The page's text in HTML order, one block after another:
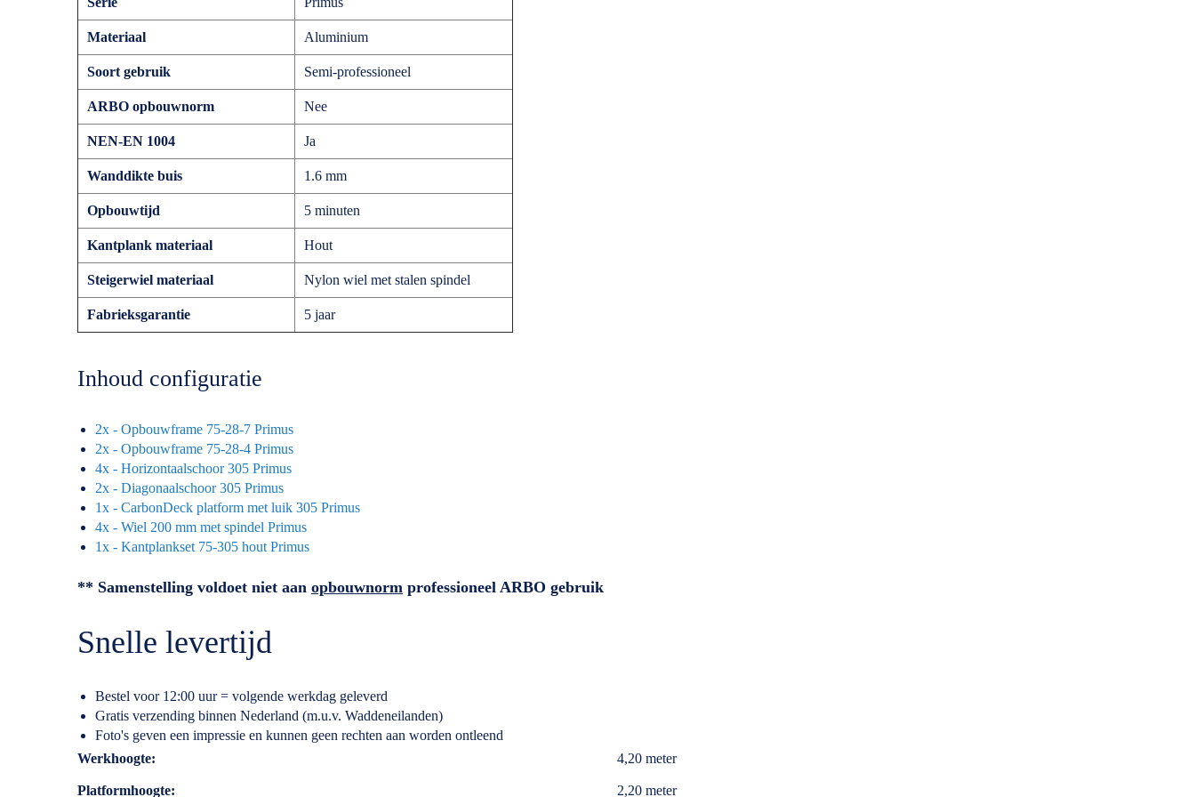
Materiaal Aluminium
Soort gebruik Semi-professioneel
ARBO opbouwnorm Nee
NEN-EN 1004 Ja
Wanddikte buis 1.6 mm
Opbouwtijd 5 minuten
Kantplank materiaal Hout
Steigerwiel materiaal Nylon wiel met stalen spindel
Fabrieksgarantie 5 jaar
Inhoud configuratie
2x - Opbouwframe 75-28-7 Primus
2x - Opbouwframe 75-28-4 Primus
4x - Horizontaalschoor 305 Primus
2x - Diagonaalschoor 305 Primus
1x - CarbonDeck platform met luik 305 Primus
4x - Wiel 200 mm met spindel Primus
1x - Kantplankset 75-305 hout Primus
** Samenstelling voldoet niet aan opbouwnorm professioneel ARBO gebruik
Snelle levertijd
Bestel voor 12:00 uur = volgende werkdag geleverd
Gratis verzending binnen Nederland (m.u.v. Waddeneilanden)
Foto's geven een impressie en kunnen geen rechten aan worden ontleend
Specificaties
Werkhoogte 4,20 meter
Platformhoogte 2,20 meter